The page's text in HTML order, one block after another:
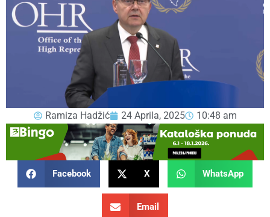
Ramiza Hadžić 24 Aprila, 2025 10:48 am
Facebook X WhatsApp
Email